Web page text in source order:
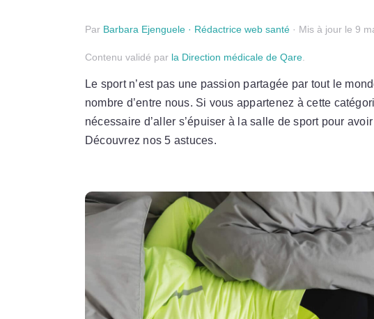
Par Barbara Ejenguele · Rédactrice web santé· Mis à jour le 9
Contenu validé par la Direction médicale de Qare.
Le sport n’est pas une passion partagée par tout le
nombre d’entre nous. Si vous appartenez à cette
nécessaire d’aller s’épuiser à la salle de sport pour
Découvrez nos 5 astuces.